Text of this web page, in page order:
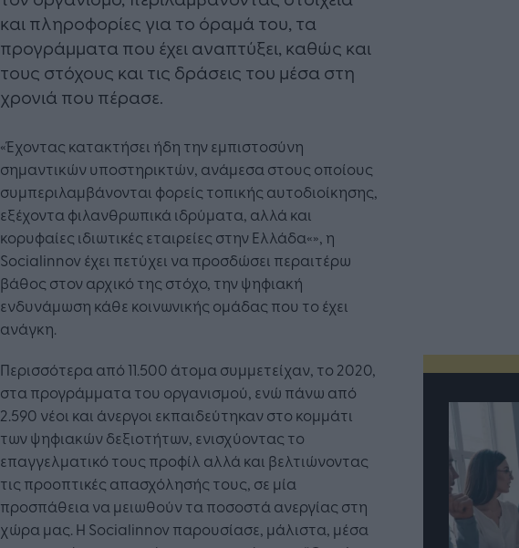
και πληροφορίες για το όραμά του, τα
προγράμματα που έχει αναπτύξει, καθώς και
τους στόχους και τις δράσεις του μέσα στη
χρονιά που πέρασε.
«Έχοντας κατακτήσει ήδη την εμπιστοσύνη
σημαντικών υποστηρικτών, ανάμεσα στους οποίους
συμπεριλαμβάνονται φορείς τοπικής αυτοδιοίκησης,
εξέχοντα φιλανθρωπικά ιδρύματα, αλλά και
κορυφαίες ιδιωτικές εταιρείες στην Ελλάδα«», η
Socialinnov έχει πετύχει να προσδώσει περαιτέρω
βάθος στον αρχικό της στόχο, την ψηφιακή
ενδυνάμωση κάθε κοινωνικής ομάδας που το έχει
ανάγκη.
Περισσότερα από 11.500 άτομα συμμετείχαν, το 2020,
στα προγράμματα του οργανισμού, ενώ πάνω από
2.590 νέοι και άνεργοι εκπαιδεύτηκαν στο κομμάτι
των ψηφιακών δεξιοτήτων, ενισχύοντας το
επαγγελματικό τους προφίλ αλλά και βελτιώνοντας
τις προοπτικές απασχόλησής τους, σε μία
προσπάθεια να μειωθούν τα ποσοστά ανεργίας στη
χώρα μας. Η Socialinnov παρουσίασε, μάλιστα, μέσα